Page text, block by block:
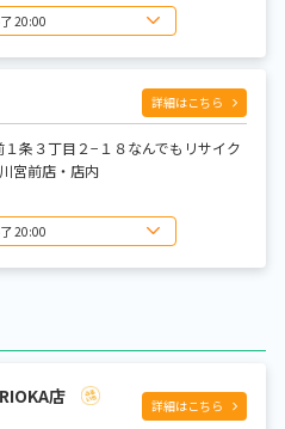
営業終了 20:00
10:00～20:00
10:00～20:00
詳細はこちら
条３丁目２−１８なんでもリサイク
宮前店・店内
営業終了 20:00
10:00～20:00
10:00～20:00
店 詳細はこちら